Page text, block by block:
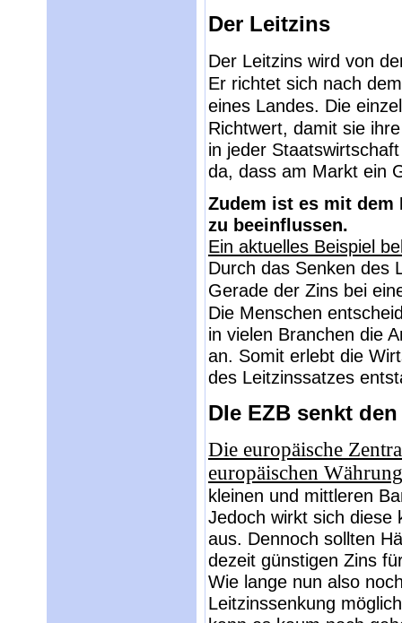
Der Leitzins
Der Leitzins wird von
Er richtet sich nach
eines Landes. Die
Richtwert, damit sie
in jeder
da, dass am Markt ein
Zudem ist es mit
zu beeinflussen.
Ein aktuelles Beispiel
Durch das Senken des
Gerade der Zins bei
Die Menschen
in vielen Branchen die
an. Somit erlebt die
des Leitzinssatzes
DIe EZB senkt
Die europäische
europäischen
kleinen und mittleren
Jedoch wirkt sich diese
aus. Dennoch sollten
dezeit günstigen Zins
Wie lange nun also
Leitzinssenkung